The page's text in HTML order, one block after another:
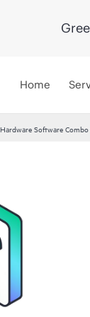
Home
Hardware Software